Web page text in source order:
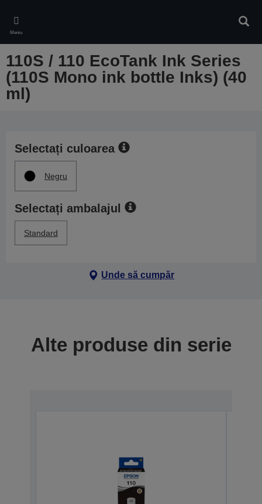
main
content
Meniu
110S / 110 EcoTank Ink Series
(110S Mono ink bottle Inks) (40
ml)
Selectați culoarea
Negru
Selectați ambalajul
Standard
Unde să cumpăr
Alte produse din serie